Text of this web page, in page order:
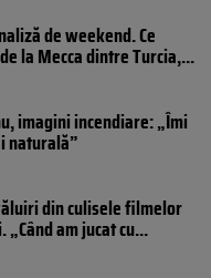
de weekend. Ce
la Mecca dintre Turcia,...
imagini incendiare: „Îmi
naturală”
din culisele filmelor
am jucat cu...